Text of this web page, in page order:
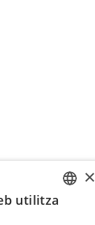
×
utilitza